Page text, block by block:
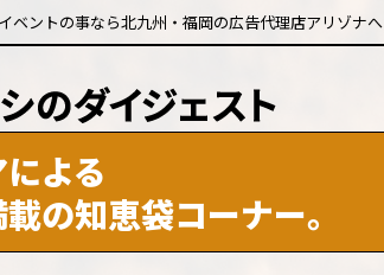
ベントの事なら北九州・福岡の広告代理店アリゾナへ
よる
の知恵袋コーナー。